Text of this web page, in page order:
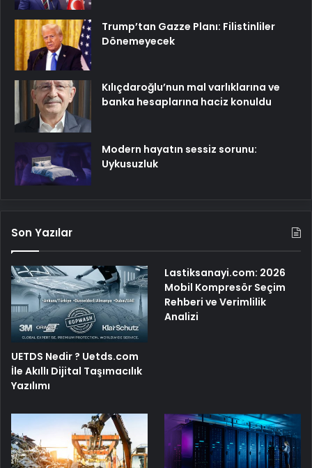
Trump’tan Gazze Planı: Filistinliler
Dönemeyecek
Kılıçdaroğlu’nun mal varlıklarına ve
banka hesaplarına haciz konuldu
Modern hayatın sessiz sorunu:
Uykusuzluk
Son Yazılar
UETDS Nedir ? Uetds.com
İle Akıllı Dijital Taşımacılık
Yazılımı
Lastiksanayi.com: 2026
Mobil Kompresör Seçim
Rehberi ve Verimlilik
Analizi